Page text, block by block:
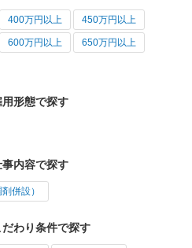
400万円以上 450万円以上
600万円以上 650万円以上
形態で探す
内容で探す
併設）
わり条件で探す